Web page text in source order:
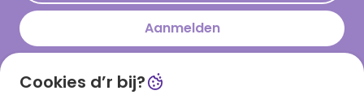
Hallmark en KinderpostzegelsAanmelden
Download onze app
Cookies d’r bij?